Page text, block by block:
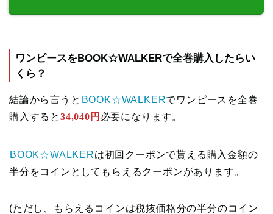
ワンピースをBOOK☆WALKERで全巻購入したらい
くら？
結論から言うと BOOK☆WALKERでワンピースを全巻
購入すると 34,040円 必要になります。
BOOK☆WALKERは初回クーポンで貰える購入金額の
半分をコインとしてもらえるクーポンがあります。
(ただし、もらえるコインは税抜価格分の半分のコイン